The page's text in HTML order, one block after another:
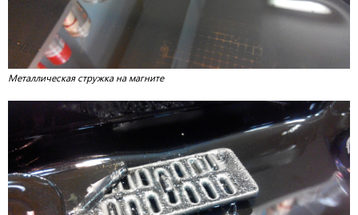
Металлическая стружка на магните